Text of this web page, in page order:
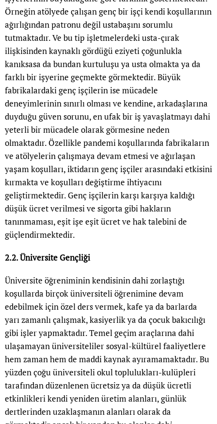
Örneğin atölyede çalışan genç bir işçi kendi koşullarının
ağırlığından patronu değil ustabaşını sorumlu
tutmaktadır. Ve bu tip işletmelerdeki usta-çırak
ilişkisinden kaynaklı gördüğü eziyeti çoğunlukla
kanıksasa da bundan kurtuluşu ya usta olmakta ya da
farklı bir işyerine geçmekte görmektedir. Büyük
fabrikalardaki genç işçilerin ise mücadele
deneyimlerinin sınırlı olması ve kendine, arkadaşlarına
duyduğu güven sorunu, en ufak bir iş yavaşlatmayı dahi
yeterli bir mücadele olarak görmesine neden
olmaktadır. Özellikle pandemi koşullarında fabrikaların
ve atölyelerin çalışmaya devam etmesi ve ağırlaşan
yaşam koşulları, iktidarın genç işçiler arasındaki etkisini
kırmakta ve koşulları değiştirme ihtiyacını
geliştirmektedir. Genç işçilerin karşı karşıya kaldığı
düşük ücret verilmesi ve sigorta gibi hakların
tanınmaması, eşit işe eşit ücret ve hak talebini de
güçlendirmektedir.
2.2. Üniversite Gençliği
Üniversite öğreniminin kendisinin dahi zorlaştığı
koşullarda birçok üniversiteli öğrenimine devam
edebilmek için özel ders vermek, kafe ya da barlarda
yarı zamanlı çalışmak, kasiyerlik ya da çocuk bakıcılığı
gibi işler yapmaktadır. Temel geçim araçlarına dahi
ulaşamayan üniversiteliler sosyal-kültürel faaliyetlere
hem zaman hem de maddi kaynak ayıramamaktadır. Bu
yüzden çoğu üniversiteli okul toplulukları-kulüpleri
tarafından düzenlenen ücretsiz ya da düşük ücretli
etkinlikleri kendi yeniden üretim alanları, günlük
dertlerinden uzaklaşmanın alanları olarak da